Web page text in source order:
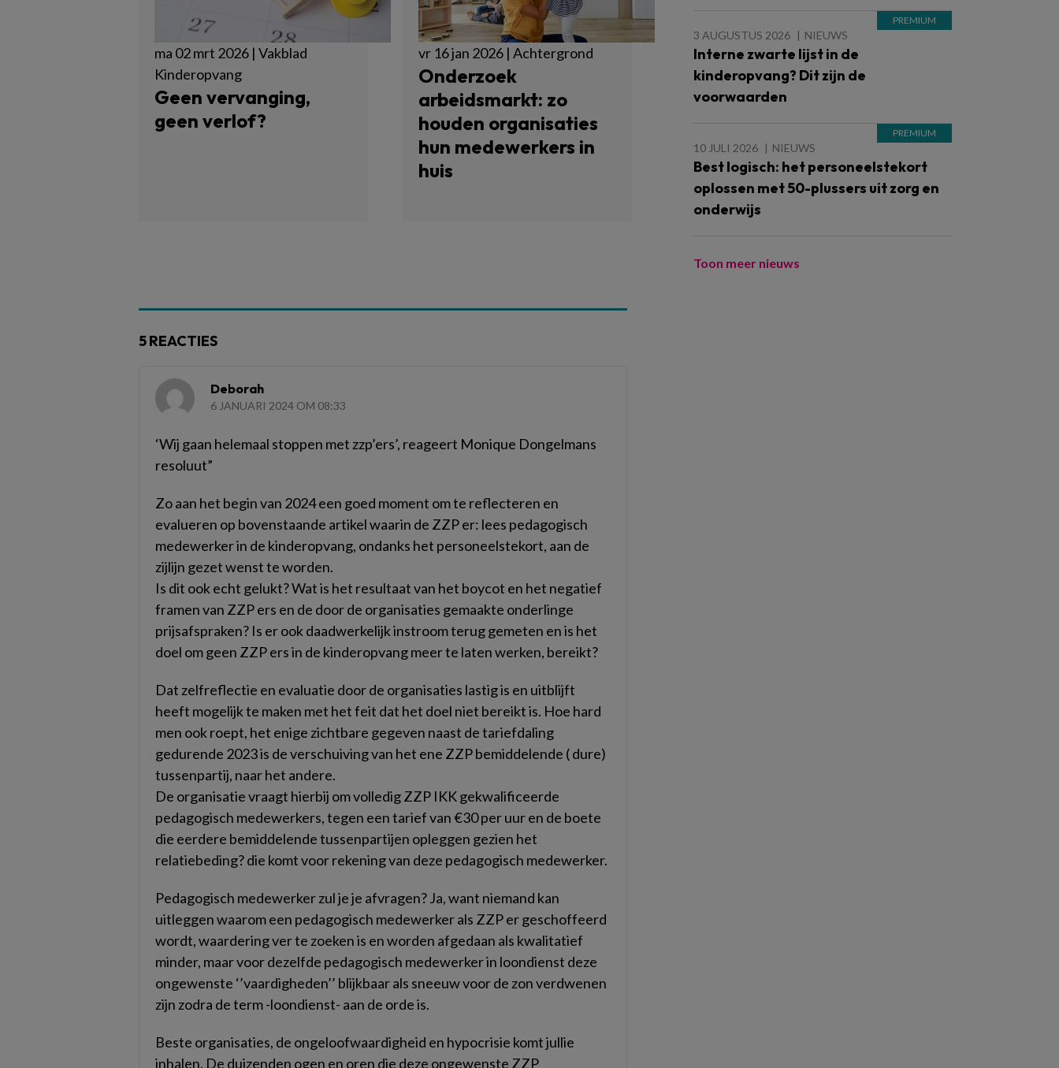
ma 02 mrt 2026 | Vakblad
Kinderopvang
Geen vervanging,
geen verlof?
vr 16 jan 2026 | Achtergrond
Onderzoek
arbeidsmarkt: zo
houden organisaties
hun medewerkers in
huis
5 REACTIES
Deborah
6 JANUARI 2024 OM 08:33
‘Wij gaan helemaal stoppen met zzp’ers’, reageert Monique Dongelmans
resoluut”
Zo aan het begin van 2024 een goed moment om te reflecteren en
evalueren op bovenstaande artikel waarin de ZZP er: lees pedagogisch
medewerker in de kinderopvang, ondanks het personeelstekort, aan de
zijlijn gezet wenst te worden.
Is dit ook echt gelukt? Wat is het resultaat van het boycot en het negatief
framen van ZZP ers en de door de organisaties gemaakte onderlinge
prijsafspraken? Is er ook daadwerkelijk instroom terug gemeten en is het
doel om geen ZZP ers in de kinderopvang meer te laten werken, bereikt?
Dat zelfreflectie en evaluatie door de organisaties lastig is en uitblijft
heeft mogelijk te maken met het feit dat het doel niet bereikt is. Hoe hard
men ook roept, het enige zichtbare gegeven naast de tariefdaling
gedurende 2023 is de verschuiving van het ene ZZP bemiddelende ( dure)
tussenpartij, naar het andere.
De organisatie vraagt hierbij om volledig ZZP IKK gekwalificeerde
pedagogisch medewerkers, tegen een tarief van €30 per uur en de boete
die eerdere bemiddelende tussenpartijen opleggen gezien het
relatiebeding? die komt voor rekening van deze pedagogisch medewerker.
Pedagogisch medewerker zul je je afvragen? Ja, want niemand kan
uitleggen waarom een pedagogisch medewerker als ZZP er geschoffeerd
wordt, waardering ver te zoeken is en worden afgedaan als kwalitatief
minder, maar voor dezelfde pedagogisch medewerker in loondienst deze
ongewenste ‘’vaardigheden’’ blijkbaar als sneeuw voor de zon verdwenen
zijn zodra de term -loondienst- aan de orde is.
Beste organisaties, de ongeloofwaardigheid en hypocrisie komt jullie
inhalen. De duizenden ogen en oren die deze ongewenste ZZP
3 AUGUSTUS 2026 NIEUWS
Interne zwarte lijst in de
kinderopvang? Dit zijn de
voorwaarden
10 JULI 2026 NIEUWS
Best logisch: het personeelstekort
oplossen met 50-plussers uit zorg en
onderwijs
Toon meer nieuws